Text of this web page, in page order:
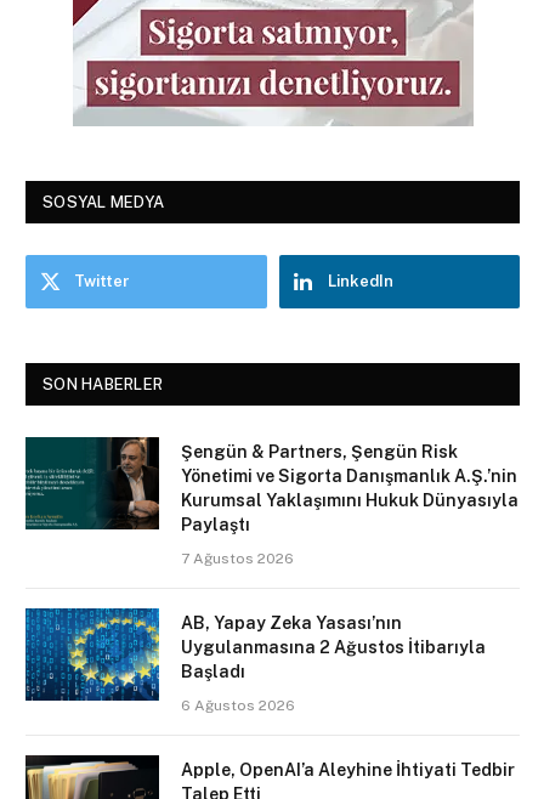
SOSYAL MEDYA
Twitter LinkedIn
SON HABERLER
Şengün & Partners, Şengün Risk
Yönetimi ve Sigorta Danışmanlık A.Ş.’nin
Kurumsal Yaklaşımını Hukuk Dünyasıyla
Paylaştı
7 Ağustos 2026
AB, Yapay Zeka Yasası’nın
Uygulanmasına 2 Ağustos İtibarıyla
Başladı
6 Ağustos 2026
Apple, OpenAI’a Aleyhine İhtiyati Tedbir
Talep Etti